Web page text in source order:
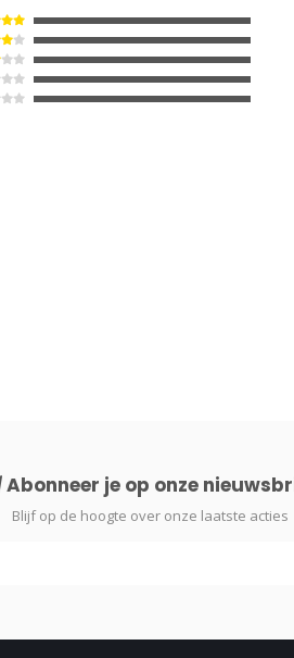
Abonneer je op onze
Blijf op de hoogte over onze laatste acties